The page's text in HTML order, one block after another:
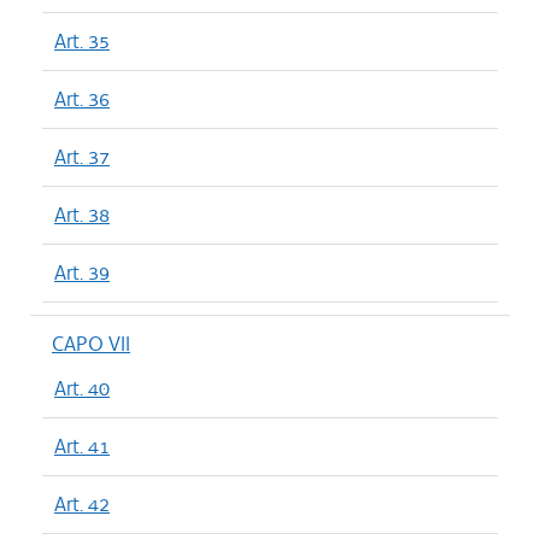
Art. 35
Art. 36
Art. 37
Art. 38
Art. 39
CAPO VII
Art. 40
Art. 41
Art. 42